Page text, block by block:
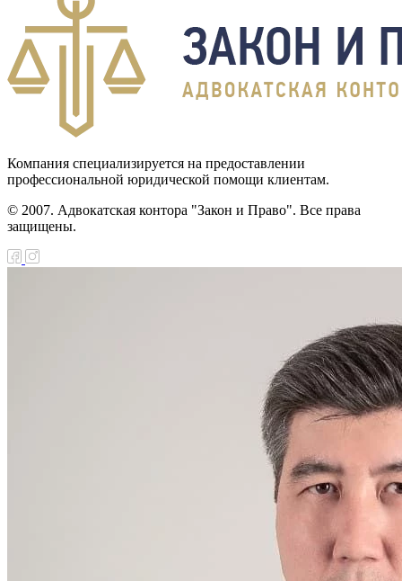
Компания специализируется на предоставлении
профессиональной юридической помощи клиентам.
© 2007. Адвокатская контора "Закон и Право". Все права
защищены.